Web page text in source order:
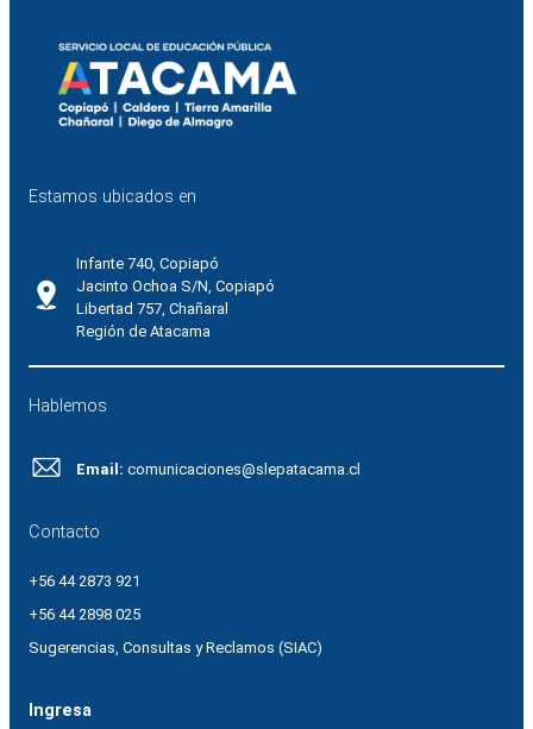
Estamos ubicados en
Infante 740, Copiapó
Jacinto Ochoa S/N, Copiapó
Libertad 757, Chañaral
Región de Atacama
Hablemos
Email: comunicaciones@slepatacama.cl
Contacto
+56 44 2873 921
+56 44 2898 025
Sugerencias, Consultas y Reclamos (SIAC)
Ingresa